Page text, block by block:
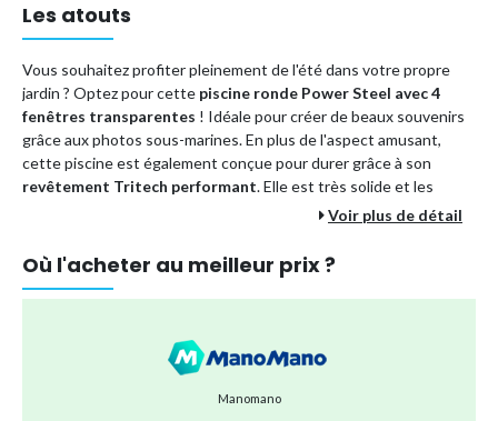
Les atouts
Vous souhaitez profiter pleinement de l'été dans votre propre
jardin ? Optez pour cette piscine ronde Power Steel avec 4
fenêtres transparentes ! Idéale pour créer de beaux souvenirs
grâce aux photos sous-marines. En plus de l'aspect amusant,
cette piscine est également conçue pour durer grâce à son
revêtement Tritech performant. Elle est très solide et les
métallique résistant à la corrosion et d'une connexion
sécurisée des éléments tubulaires, garantissant une stabilité
7.250 litres (remplissage à 90%)
427x250x100 cm (LxBxH)
Voir plus de détail
Où l'acheter au meilleur prix ?
Manomano